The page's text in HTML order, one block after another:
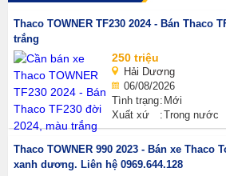
Thaco TOWNER TF230 2024 - Bán Thaco
trắng
250 triệu
Hải Dương
06/08/2026
Tình trạng Mới
Xuất xứ
Trong nước
Thaco TOWNER 990 2023 - Bán xe Thaco
xanh dương. Liên hệ 0969.644.128